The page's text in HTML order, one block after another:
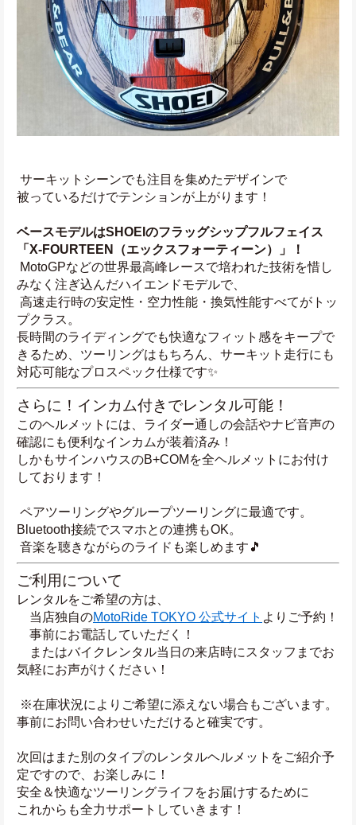
サーキットシーンでも注目を集めたデザインで
被っているだけでテンションが上がります！
ベースモデルはSHOEIのフラッグシップフルフェイス
「X-FOURTEEN（エックスフォーティーン）」！
みなく注ぎ込んだハイエンドモデルで、
プクラス。
長時間のライディングでも快適なフィット感をキープで
きるため、ツーリングはもちろん、サーキット走行にも
対応可能なプロスペック仕様です✨
さらに！インカム付きでレンタル可能！
このヘルメットには、ライダー通しの会話やナビ音声の
確認にも便利なインカムが装着済み！
しかもサインハウスのB+COMを全ヘルメットにお付け
しております！
ペアツーリングやグループツーリングに最適です。
Bluetooth接続でスマホとの連携もOK。
音楽を聴きながらのライドも楽しめます🎵
ご利用について
レンタルをご希望の方は、
当店独自のMotoRide TOKYO 公式サイト よりご予約！
事前にお電話していただく！
またはバイクレンタル当日の来店時にスタッフまでお
気軽にお声がけください！
事前にお問い合わせいただけると確実です。
次回はまた別のタイプのレンタルヘルメットをご紹介予
定ですので、お楽しみに！
安全＆快適なツーリングライフをお届けするために
これからも全力サポートしていきます！